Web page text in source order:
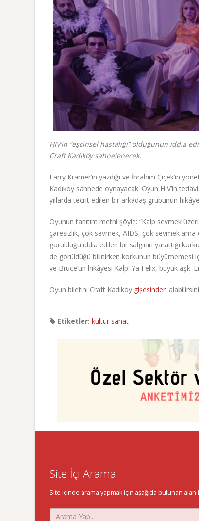
HIV’in “eşcinsel hastalığı” olduğunun iddia
Craft Kadıköy sahnelenecek.
Larry Kramer’in yazdığı ve İbrahim Çiçek’in
Kadıköy sahnede oynayacak. Oyun HIV’in
yıllarda tecrit edilen bir arkadaş grubunun
Oyunun tanıtım metni şöyle: “Kalp sevmek
çaresizlik, çok sevmek, AIDS, çok sevmek ama
görüldüğü iddia edilen bir salgının yarattığı
de görüldüğü bilinirken korkunun büyümemesi
ve Bruce’un hikâyesi Kalp. Ya Felix, büyük aşk.
Oyun biletini Craft Kadıköy gişesinden
Etiketler: kültür sanat
Site İçi Arama
Site içinde arama yapmak için aşağıda bulunan